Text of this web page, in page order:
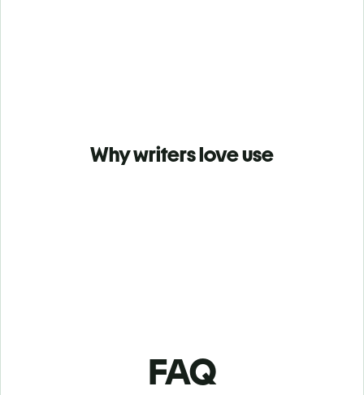
Why writers love use
FAQ